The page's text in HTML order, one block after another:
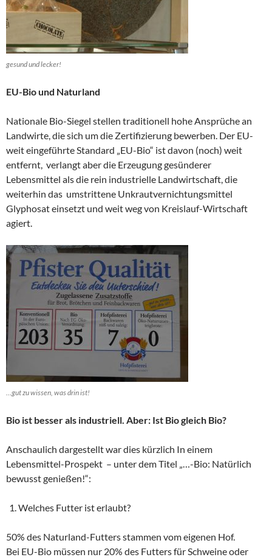
gesund und lecker!
EU-Bio und Naturland
Nationale Bio-Siegel stellen traditionell hohe Ansprüche an
Landwirte, die sich um die Zertifizierung bewerben. Der EU-
weit eingeführte Standard „EU-Bio“ ist davon (noch) weit
entfernt, verlangt aber die Erzeugung gesünderer
Lebensmittel als die rein industrielle Landwirtschaft, die
weiterhin das umstrittene Unkrautvernichtungsmittel
Glyphosat einsetzt und weit weg von Kreislauf-Wirtschaft
agiert.
…gut zu wissen, was drin ist!
Bio ist besser als industriell. Aber: Ist Bio gleich Bio?
Anschaulich dargestellt war dies kürzlich In einem
Lebensmittel-Prospekt – unter dem Titel „…-Bio: Natürlich
bewusst genießen!“:
Welches Futter ist erlaubt?
50% des Naturland-Futters stammen vom eigenen Hof.
Bei EU-Bio müssen nur 20% des Futters für Schweine oder